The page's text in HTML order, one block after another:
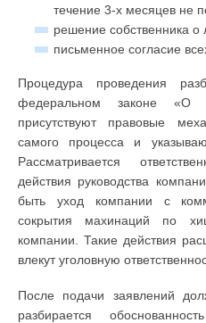
течение 3-х месяцев не
решение собственника о
письменное согласие
Процедура проведения
федеральном законе «О
присутствуют правовые
самого процесса и
Рассматривается
действия руководства
быть уход компании с
сокрытия махинаций по
компании. Такие действия
влекут уголовную
После подачи заявлений
разбирается